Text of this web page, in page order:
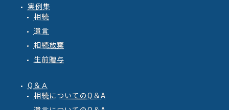
実例集
相続
遺言
相続放棄
生前贈与
Q＆Ａ
相続についてのQ ＆A